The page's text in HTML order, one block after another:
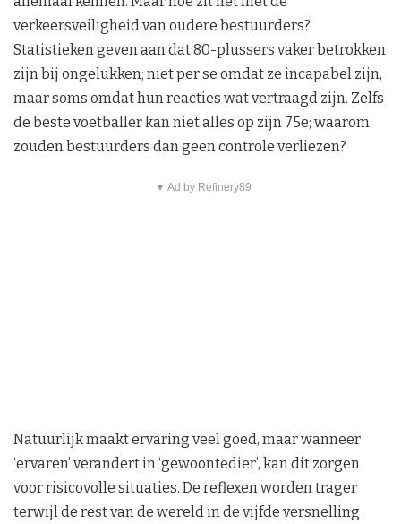
verkeersveiligheid van oudere bestuurders?
Statistieken geven aan dat 80-plussers vaker betrokken
zijn bij ongelukken; niet per se omdat ze incapabel zijn,
maar soms omdat hun reacties wat vertraagd zijn. Zelfs
de beste voetballer kan niet alles op zijn 75e; waarom
zouden bestuurders dan geen controle verliezen?
▼ Ad by Refinery89
Natuurlijk maakt ervaring veel goed, maar wanneer
‘ervaren’ verandert in ‘gewoontedier’, kan dit zorgen
voor risicovolle situaties. De reflexen worden trager
terwijl de rest van de wereld in de vijfde versnelling